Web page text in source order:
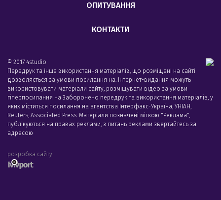
ОПИТУВАННЯ
КОНТАКТИ
© 2017 4studio
Передрук та інше використання матеріалів, що розміщені на сайті
дозволяється за умови посилання на. Інтернет-видання можуть
використовувати матеріали сайту, розміщувати відео за умови
гіперпосилання на Заборонено передрук та використання матеріалів, у
яких міститься посилання на агентства Iнтерфакс-Україна, УНIАН,
Reuters, Associated Press. Матеріали позначені міткою "Реклама",
публікуються на правах реклами, з питань реклами звертайтесь за
адресою
розробка сайту